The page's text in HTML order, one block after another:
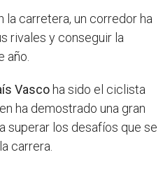
la carretera, un corredor ha
rivales y conseguir la
año.
Vasco ha sido el ciclista
ha demostrado una gran
superar los desafíos que se
carrera.